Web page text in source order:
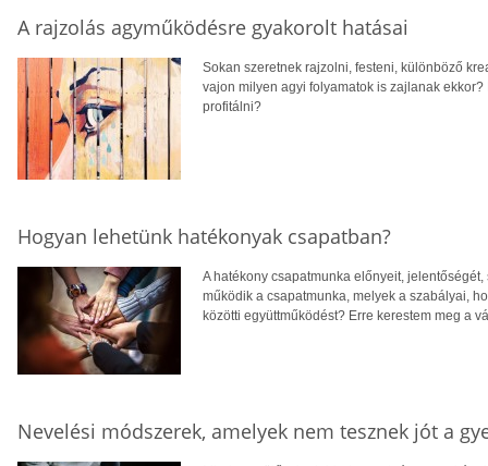
A rajzolás agyműködésre gyakorolt hatásai
Sokan szeretnek rajzolni, festeni, különböző
vajon milyen agyi folyamatok is zajlanak
profitálni?
Hogyan lehetünk hatékonyak csapatban?
A hatékony csapatmunka előnyeit,
működik a csapatmunka, melyek a szabályai,
közötti együttműködést? Erre kerestem meg a
Nevelési módszerek, amelyek nem tesznek jót a